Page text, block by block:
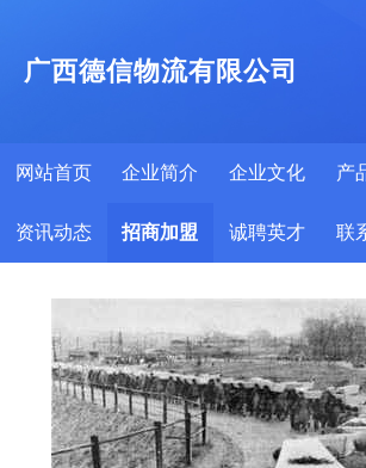
广西德信物流有限公司
网站首页 企业简介 企业文化 产
资讯动态 招商加盟 诚聘英才 联